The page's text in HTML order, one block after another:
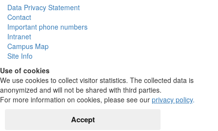
Data Privacy Statement
Contact
Important phone numbers
Intranet
Campus Map
Site Info
Use of cookies
We use cookies to collect visitor statistics. The collected data is
anonymized and will not be shared with third parties.
For more information on cookies, please see our privacy policy.
Accept